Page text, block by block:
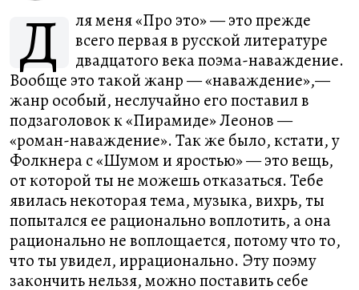
Д
ля меня «Про это» — это прежде
всего первая в русской литературе
двадцатого века поэма-наваждение.
Вообще это такой жанр — «наваждение»,—
жанр особый, неслучайно его поставил в
подзаголовок к «Пирамиде» Леонов —
«роман-наваждение». Так же было, кстати, у
Фолкнера с «Шумом и яростью» — это вещь,
от которой ты не можешь отказаться. Тебе
явилась некоторая тема, музыка, вихрь, ты
попытался ее рационально воплотить, а она
рационально не воплощается, потому что то,
что ты увидел, иррационально. Эту поэму
закончить нельзя, можно поставить себе